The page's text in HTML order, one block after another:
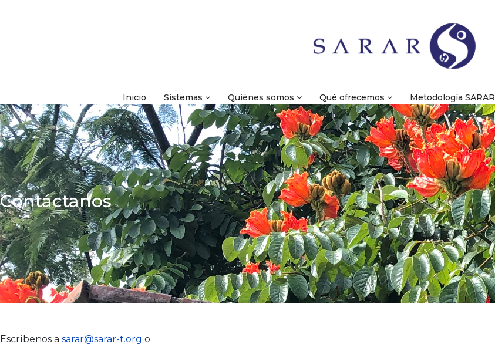
Inicio Sistemas Quiénes somos Qué ofrecemos Metodología SARAR
Contáctanos
Escríbenos a sarar@sarar-t.org o